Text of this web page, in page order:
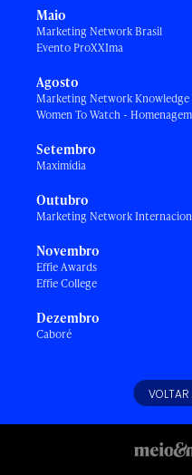
Maio
Marketing Network Brasil
Evento ProXXIma
Agosto
Marketing Network Knowledge
Women To Watch - Homenagem
Setembro
Maximídia
Outubro
Marketing Network
Novembro
Effie Awards
Effie College
Dezembro
Caboré